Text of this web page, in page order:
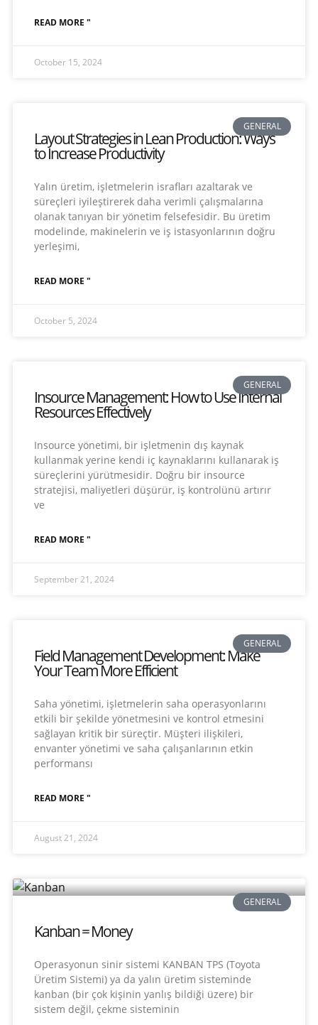
READ MORE "
October 15, 2024
GENERAL
Layout Strategies in Lean Production: Ways
to Increase Productivity
Yalın üretim, işletmelerin israfları azaltarak ve
süreçleri iyileştirerek daha verimli çalışmalarına
olanak tanıyan bir yönetim felsefesidir. Bu üretim
modelinde, makinelerin ve iş istasyonlarının doğru
yerleşimi,
READ MORE "
October 5, 2024
GENERAL
Insource Management: How to Use Internal
Resources Effectively
Insource yönetimi, bir işletmenin dış kaynak
kullanmak yerine kendi iç kaynaklarını kullanarak iş
süreçlerini yürütmesidir. Doğru bir insource
stratejisi, maliyetleri düşürür, iş kontrolünü artırır
ve
READ MORE "
September 21, 2024
GENERAL
Field Management Development: Make
Your Team More Efficient
Saha yönetimi, işletmelerin saha operasyonlarını
etkili bir şekilde yönetmesini ve kontrol etmesini
sağlayan kritik bir süreçtir. Müşteri ilişkileri,
envanter yönetimi ve saha çalışanlarının etkin
performansı
READ MORE "
August 21, 2024
GENERAL
Kanban = Money
Operasyonun sinir sistemi KANBAN TPS (Toyota
Üretim Sistemi) ya da yalın üretim sisteminde
kanban (bir çok kişinin yanlış bildiği üzere) bir
sistem değil, çekme sisteminin